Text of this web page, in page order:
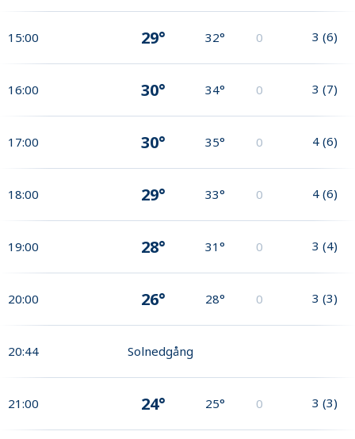
15:00 29° 32° 0 3 (6)
16:00 30° 34° 0 3 (7)
17:00 30° 35° 0 4 (6)
18:00 29° 33° 0 4 (6)
19:00 28° 31° 0 3 (4)
20:00 26° 28° 0 3 (3)
20:44 Solnedgång
21:00 24° 25° 0 3 (3)